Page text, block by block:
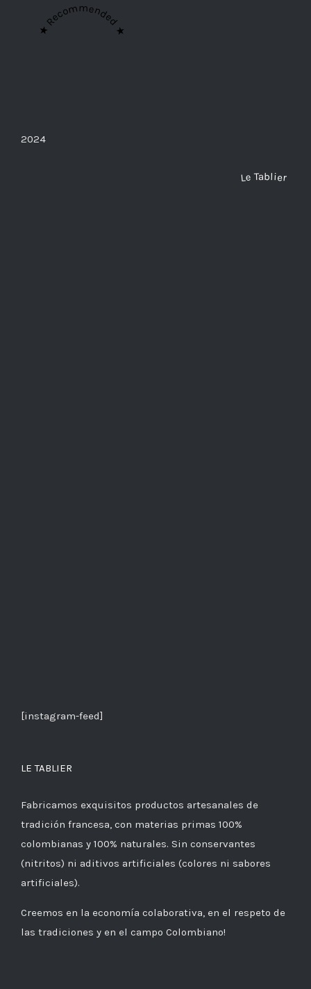
★ Recommended ★
2024
Le Tablier
[instagram-feed]
LE TABLIER
Fabricamos exquisitos productos artesanales de
tradición francesa, con materias primas 100%
colombianas y 100% naturales. Sin conservantes
(nitritos) ni aditivos artificiales (colores ni sabores
artificiales).
Creemos en la economía colaborativa, en el respeto de
las tradiciones y en el campo Colombiano!